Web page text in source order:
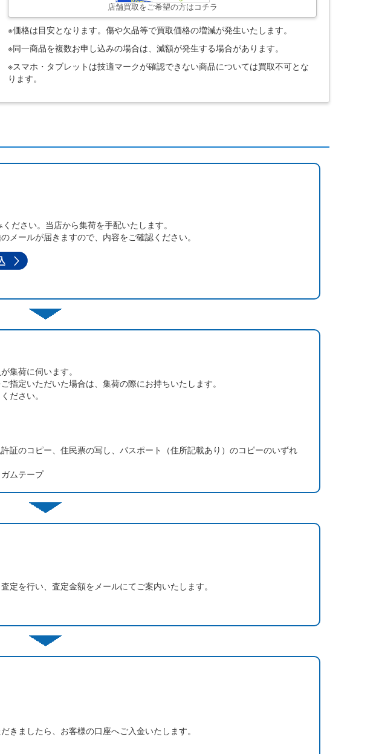
店舗買取をご希望の方はコチラ
※価格は目安となります。傷や欠品等で買取価格の増減が発生いたします。
※同一商品を複数お申し込みの場合は、減額が発生する場合があります。
※スマホ・タブレットは技適マークが確認できない商品については買取不可とな
ります。
ださい。当店から集荷を手配いたします。
メールが届きますので、内容をご確認ください。
集荷に伺います。
指定いただいた場合は、集荷の際にお持ちいたします。
ださい。
証のコピー、住民票の写し、パスポート（住所記載あり）のコピーのいずれ
ムテープ
定を行い、査定金額をメールにてご案内いたします。
きましたら、お客様の口座へご入金いたします。